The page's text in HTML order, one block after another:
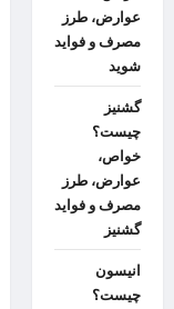
عوارض، طرز
مصرف و فواید
شوید
گشنیز
چیست؟
خواص،
عوارض، طرز
مصرف و فواید
گشنیز
انیسون
چیست؟